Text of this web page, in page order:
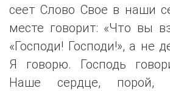
сеет Слово Свое в наши
месте говорит: «Что вы
«Господи! Господи!», а не
Я говорю. Господь
Наше сердце, порой,